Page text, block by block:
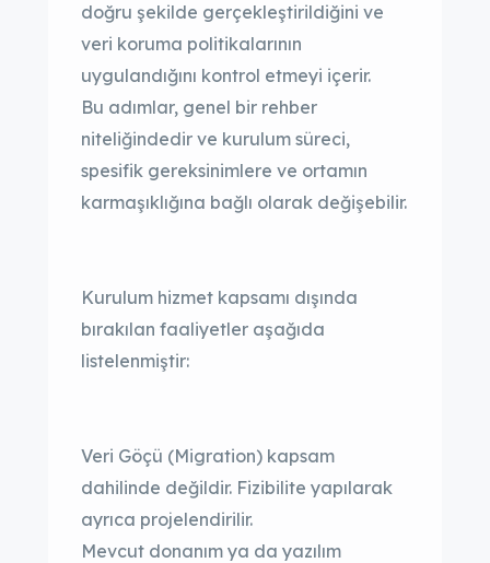
doğru şekilde gerçekleştirildiğini ve
veri koruma politikalarının
uygulandığını kontrol etmeyi içerir.
Bu adımlar, genel bir rehber
niteliğindedir ve kurulum süreci,
spesifik gereksinimlere ve ortamın
karmaşıklığına bağlı olarak değişebilir.
Kurulum hizmet kapsamı dışında
bırakılan faaliyetler aşağıda
listelenmiştir:
Veri Göçü (Migration) kapsam
dahilinde değildir. Fizibilite yapılarak
ayrıca projelendirilir.
Mevcut donanım ya da yazılım